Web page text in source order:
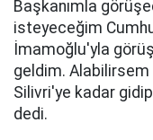
Başkanımla
isteyeceğim
İmamoğlu'yla
geldim. Alabilirsem
Silivri'ye kadar
dedi.